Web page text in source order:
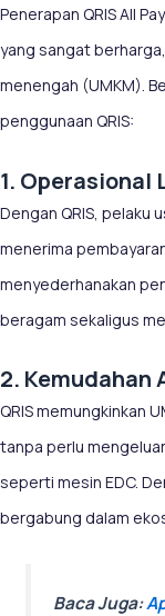
Penerapan QRIS All
yang sangat
menengah (UMKM).
penggunaan QRIS:
1. Operasional
Dengan QRIS, pelaku
menerima
menyederhanakan
beragam sekaligus
2. Kemudahan
QRIS memungkinkan
tanpa perlu
seperti mesin EDC.
bergabung dalam
Baca Juga: